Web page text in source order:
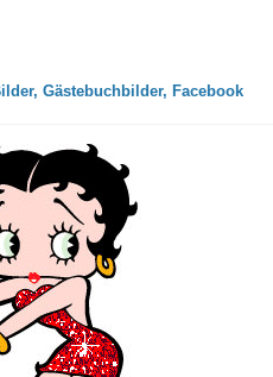
Gästebuchbilder, Facebook